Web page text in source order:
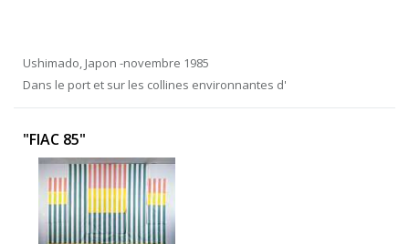
Ushimado, Japon -novembre 1985
Dans le port et sur les collines environnantes d'
"FIAC 85"